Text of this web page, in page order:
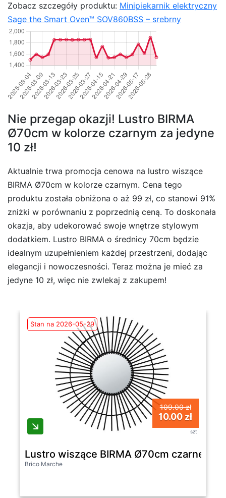
Zobacz szczegóły produktu: Minipiekarnik elektryczny
Sage the Smart Oven™ SOV860BSS – srebrny
Nie przegap okazji! Lustro BIRMA
Ø70cm w kolorze czarnym za jedyne
10 zł!
Aktualnie trwa promocja cenowa na lustro wiszące
BIRMA Ø70cm w kolorze czarnym. Cena tego
produktu została obniżona o aż 99 zł, co stanowi 91%
zniżki w porównaniu z poprzednią ceną. To doskonała
okazja, aby udekorować swoje wnętrze stylowym
dodatkiem. Lustro BIRMA o średnicy 70cm będzie
idealnym uzupełnieniem każdej przestrzeni, dodając
elegancji i nowoczesności. Teraz można je mieć za
jedyne 10 zł, więc nie zwlekaj z zakupem!
Stan na 2026-05-29
109.00 zł
10.00 zł
szt
Lustro wiszące BIRMA Ø70cm czarne
Brico Marche